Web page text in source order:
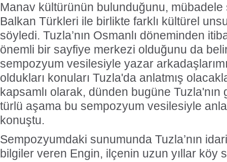
Manav kültürünün bulunduğunu, mübadele
Balkan Türkleri ile birlikte farklı kültürel
söyledi. Tuzla’nın Osmanlı döneminden
önemli bir sayfiye merkezi olduğunu da
sempozyum vesilesiyle yazar
oldukları konuları Tuzla'da anlatmış
kapsamlı olarak, dünden bugüne
türlü aşama bu sempozyum vesilesiyle
konuştu.
Sempozyumdaki sunumunda Tuzla’nın
bilgiler veren Engin, ilçenin uzun yıllar köy